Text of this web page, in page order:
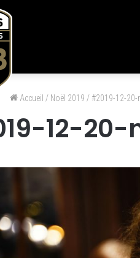
Accueil / Noël 2019 /#2019-12-
12-